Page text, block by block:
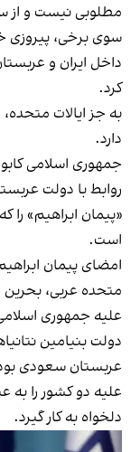
مطلوبی نیست و از
سوی برخی، پیروزی
داخل ایران و
کرد.
به جز ایالات متحده،
دارد.
جمهوری اسلامی
روابط با دولت
است.
امضای پیمان
متحده عربی، بحرین
علیه جمهوری
دولت بنیامین
عربستان سعودی
علیه دو کشور را به
دلخواه به کار گیرد.